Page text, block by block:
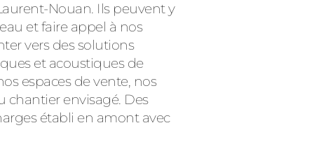
Nouan. Ils peuvent y
et faire appel à nos
vers des solutions
et acoustiques de
espaces de vente, nos
envisagé. Des
établi en amont avec